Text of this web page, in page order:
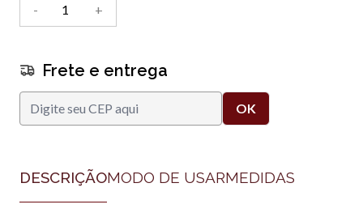
-
+
Frete e entrega
DESCRIÇÃOMODO DE USARMEDIDAS